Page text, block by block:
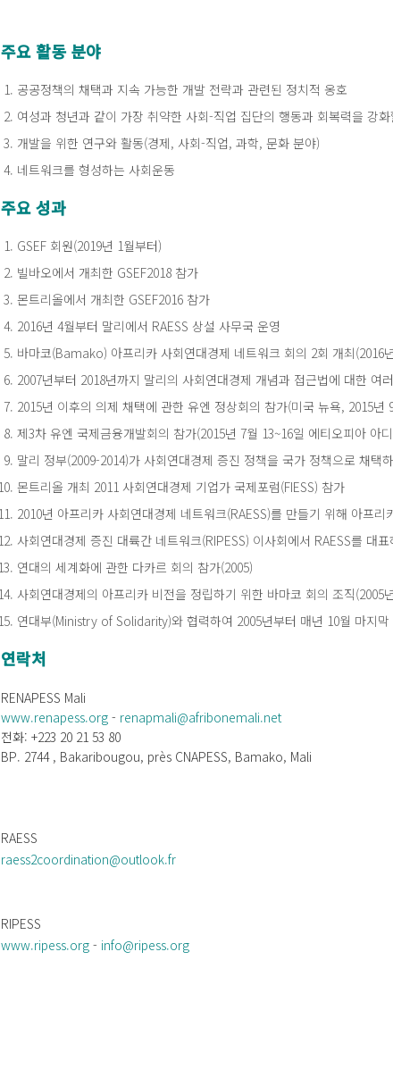
주요 활동 분야
공공정책의 채택과 지속 가능한 개발 전략과 관련된 정치적 옹호
여성과 청년과 같이 가장 취약한 사회-직업 집단의 행동과 회복력을 강
개발을 위한 연구와 활동(경제, 사회-직업, 과학, 문화 분야)
네트워크를 형성하는 사회운동
주요성과
GSEF 회원(2019년 1월부터)
빌바오에서 개최한 GSEF2018 참가
몬트리올에서 개최한 GSEF2016 참가
2016년 4월부터 말리에서 RAESS 상설 사무국 운영
바마코(Bamako) 아프리카 사회연대경제 네트워크 회의 2회 개최(2016
2007년부터 2018년까지 말리의 사회연대경제 개념과 접근법에 대한 여
2015년 이후의 의제 채택에 관한 유엔 정상회의 참가(미국 뉴욕, 2015년
제3차 유엔 국제금융개발회의 참가(2015년 7월 13~16일 에티오피아 아
말리 정부(2009-2014)가 사회연대경제 증진 정책을 국가 정책으로 채택
몬트리올 개최 2011 사회연대경제 기업가 국제포럼(FIESS) 참가
2010년 아프리카 사회연대경제 네트워크(RAESS)를 만들기 위해 아프
사회연대경제 증진 대륙간 네트워크(RIPESS) 이사회에서 RAESS를 대
연대의 세계화에 관한 다카르 회의 참가(2005)
사회연대경제의 아프리카 비전을 정립하기 위한 바마코 회의 조직(2005
연대부(Ministry of Solidarity)와 협력하여 2005년부터 매년 10월 마지
연락처
RENAPESS Mali
www.renapess.org- renapmali@afribonemali.net
전화: +223 20 21 53 80
BP. 2744 , Bakaribougou, près CNAPESS, Bamako, Mali
RAESS
raess2coordination@outlook.fr
RIPESS
www.ripess.org- info@ripess.org